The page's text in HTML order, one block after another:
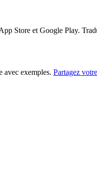
Store et Google Play.
avec exemples. Partagez